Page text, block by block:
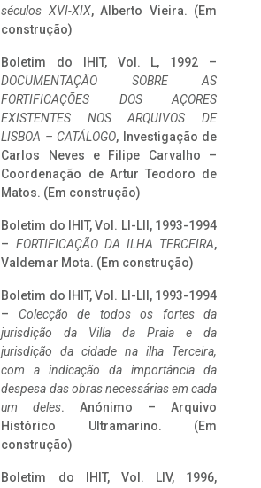
séculos XVI-XIX, Alberto Vieira. (Em
construção)
Boletim do IHIT, Vol. L, 1992 –
DOCUMENTAÇÃO SOBRE AS
FORTIFICAÇÕES DOS AÇORES
EXISTENTES NOS ARQUIVOS DE
LISBOA – CATÁLOGO, Investigação de
Carlos Neves e Filipe Carvalho –
Coordenação de Artur Teodoro de
Matos. (Em construção)
Boletim do IHIT, Vol. LI-LII, 1993-1994
– FORTIFICAÇÃO DA ILHA TERCEIRA,
Valdemar Mota. (Em construção)
Boletim do IHIT, Vol. LI-LII, 1993-1994
– Colecção de todos os fortes da
jurisdição da Villa da Praia e da
jurisdição da cidade na ilha Terceira,
com a indicação da importância da
despesa das obras necessárias em cada
um deles. Anónimo – Arquivo
Histórico Ultramarino. (Em
construção)
Boletim do IHIT, Vol. LIV, 1996,